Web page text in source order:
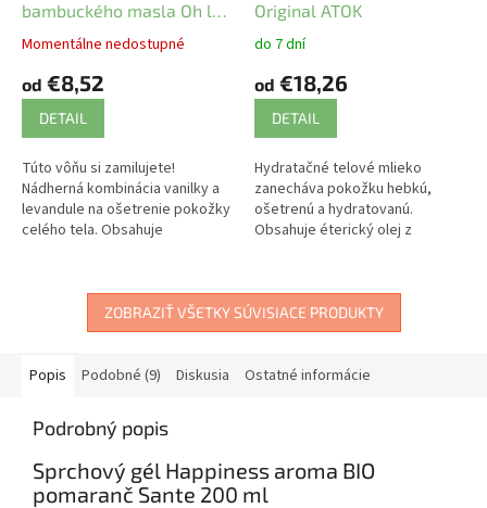
bambuckého masla Oh la
la - Mylo
Momentálne nedostupné
od €8,52
DETAIL
Túto vôňu si zamilujete!
Nádherná kombinácia vanilky a
levandule na ošetrenie pokožky
celého tela. Obsahuje
Original ATOK
do 7 dní
od €18,26
DETAIL
Hydratačné telové mlieko
zanecháva pokožku hebkú,
ošetrenú a hydratovanú.
Obsahuje éterický olej z
zároveň pôsobí...
ZOBRAZIŤ VŠETKY SÚVISIACE PRODUKTY
Popis Podobné (9) Diskusia Ostatné informácie
Podrobný popis
Sprchový gél Happiness aroma BIO
pomaranč Sante 200 ml